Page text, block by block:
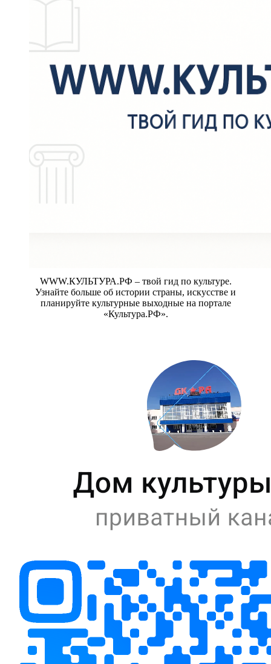
WWW.КУЛЬТУРА.РФ – твой гид по культуре.
Узнайте больше об истории страны, искусстве и
планируйте культурные выходные на портале
«Культура.РФ».